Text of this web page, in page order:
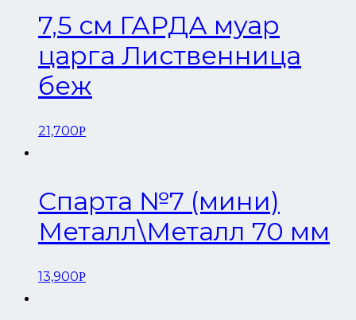
7,5 см ГАРДА муар
царга Лиственница
беж
21,700Р
Спарта №7 (мини)
Металл\Металл 70 мм
13,900Р